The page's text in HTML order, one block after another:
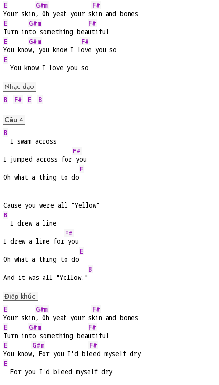
E
Your skin
G#m
, Oh yeah your s
F#
kin and bones
E
Turn in
G#m
to something bea
F#
utiful
E
You kno
G#m
w, you know I l
F#
ove you so
E
  You know I love you so
Nhạc dạo
B F# E B
Câu 4
B
  I swam across
I jumped across for
F#
you
Oh what a thing to do
E
Cause you were all "Yellow"
B
  I drew a line
I drew a line for
F#
you
Oh what a thing to do
E
And it was all "Yellow."
B
Điệp khúc
E
Your skin
G#m
, Oh yeah your s
F#
kin and bones
E
Turn in
G#m
to something bea
F#
utiful
E
You know
G#m
, For you I'd bl
F#
eed myself dry
E
  For you I'd bleed myself dry